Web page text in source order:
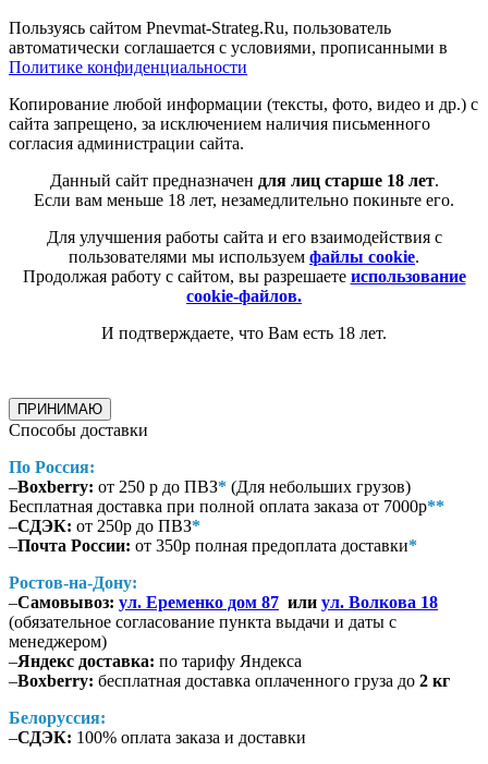
Пользуясь сайтом Pnevmat-Strateg.Ru, пользователь
автоматически соглашается с условиями, прописанными в
Политике конфиденциальности
Копирование любой информации (тексты, фото, видео и др.) с
сайта запрещено, за исключением наличия письменного
согласия администрации сайта.
Данный сайт предназначен для лиц старше 18 лет.
Если вам меньше 18 лет, незамедлительно покиньте его.
Для улучшения работы сайта и его взаимодействия с
пользователями мы используем файлы cookie.
Продолжая работу с сайтом, вы разрешаете использование
cookie-файлов.
И подтверждаете, что Вам есть 18 лет.
ПРИНИМАЮ
Способы доставки
По Россия:
–Boxberry: от 250 р до ПВЗ* (Для небольших грузов)
Бесплатная доставка при полной оплата заказа от 7000р**
–СДЭК: от 250р до ПВЗ*
–Почта России: от 350р полная предоплата доставки*
Ростов-на-Дону:
–Самовывоз: ул. Еременко дом 87 или ул. Волкова 18
(обязательное согласование пункта выдачи и даты с
менеджером)
–Яндекс доставка: по тарифу Яндекса
–Boxberry: бесплатная доставка оплаченного груза до 2 кг
Белоруссия:
–СДЭК: 100% оплата заказа и доставки